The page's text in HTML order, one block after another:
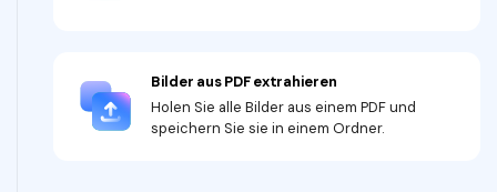
Bilder aus PDF extrahieren
Holen Sie alle Bilder aus einem PDF und
speichern Sie sie in einem Ordner.